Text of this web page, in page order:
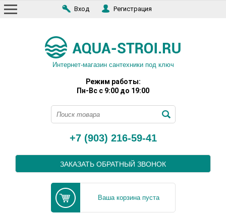
Вход Регистрация
Интернет-магазин сантехники под ключ
Режим работы:
Пн-Вс с 9:00 до 19:00
+7 (903) 216-59-41
ЗАКАЗАТЬ ОБРАТНЫЙ ЗВОНОК
Ваша корзина пуста